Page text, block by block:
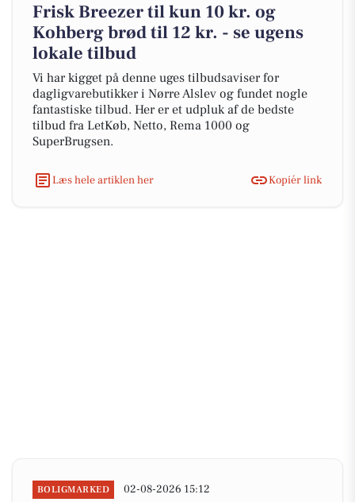
Frisk Breezer til kun 10 kr. og
Kohberg brød til 12 kr. - se ugens
lokale tilbud
Vi har kigget på denne uges tilbudsaviser for
dagligvarebutikker i Nørre Alslev og fundet nogle
fantastiske tilbud. Her er et udpluk af de bedste
tilbud fra LetKøb, Netto, Rema 1000 og
SuperBrugsen.
Læs hele artiklen her Kopiér link
BOLIGMARKED 02-08-2026 15:12